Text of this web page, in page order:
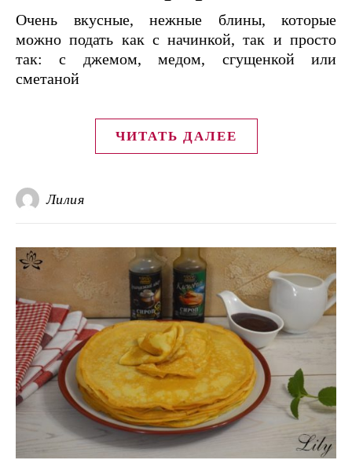
Очень вкусные, нежные блины, которые
можно подать как с начинкой, так и просто
так: с джемом, медом, сгущенкой или
сметаной
ЧИТАТЬ ДАЛЕЕ
Лилия